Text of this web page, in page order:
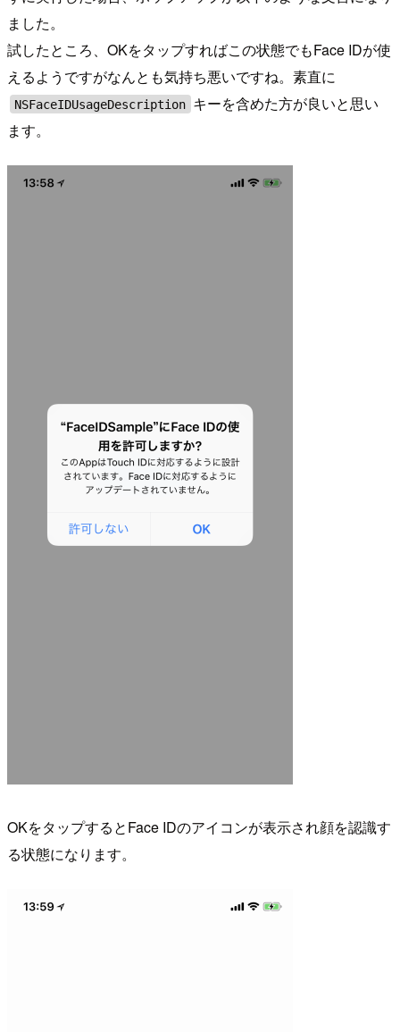
ました。
試したところ、OKをタップすればこの状態でもFace IDが使
えるようですがなんとも気持ち悪いですね。素直に
NSFaceIDUsageDescription キーを含めた方が良いと思い
ます。
OKをタップするとFace IDのアイコンが表示され顔を認識す
る状態になります。